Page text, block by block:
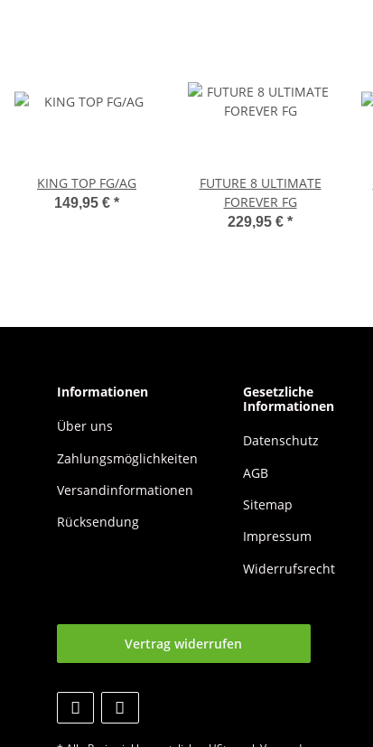
KING TOP FG/AG
149,95 € *
FUTURE 8 ULTIMATE
FOREVER FG
229,95 € *
Informationen
Über uns
Zahlungsmöglichkeiten
Versandinformationen
Rücksendung
Gesetzliche
Informationen
Datenschutz
AGB
Sitemap
Impressum
Widerrufsrecht
Vertrag widerrufen